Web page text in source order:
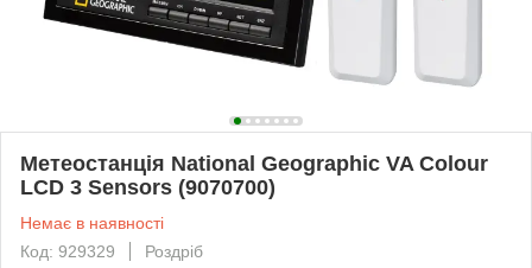
Метеостанція National Geographic VA Colour
LCD 3 Sensors (9070700)
Немає в наявності
Код: 929329
Роздріб